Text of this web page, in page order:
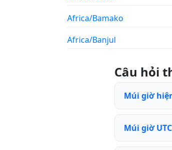
Africa/Bamako
Africa/Banjul
Câu hỏi
Múi giờ
Múi giờ